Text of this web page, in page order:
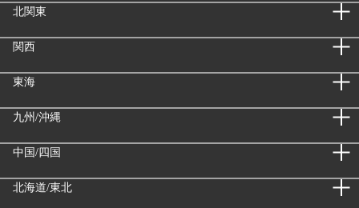
北関東
関西
東海
九州/沖縄
中国/四国
北海道/東北